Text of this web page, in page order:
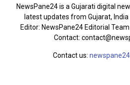
NewsPane24 is a Gujarati digital
latest updates from Gujarat, India
Editor: NewsPane24 Editorial
Contact:
Contact us: